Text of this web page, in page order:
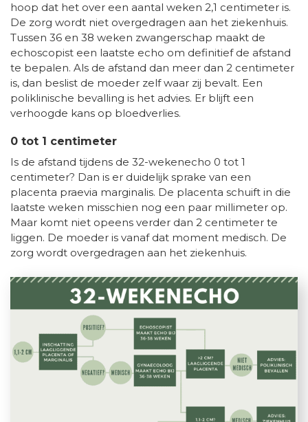
hoop dat het over een aantal weken 2,1 centimeter is.
De zorg wordt niet overgedragen aan het ziekenhuis.
Tussen 36 en 38 weken zwangerschap maakt de
echoscopist een laatste echo om definitief de afstand
te bepalen. Als de afstand dan meer dan 2 centimeter
is, dan beslist de moeder zelf waar zij bevalt. Een
poliklinische bevalling is het advies. Er blijft een
verhoogde kans op bloedverlies.
0 tot 1 centimeter
Is de afstand tijdens de 32-wekenecho 0 tot 1
centimeter? Dan is er duidelijk sprake van een
placenta praevia marginalis. De placenta schuift in die
laatste weken misschien nog een paar millimeter op.
Maar komt niet opeens verder dan 2 centimeter te
liggen. De moeder is vanaf dat moment medisch. De
zorg wordt overgedragen aan het ziekenhuis.